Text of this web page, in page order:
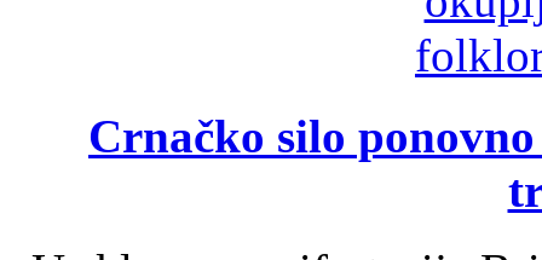
Crnačko silo